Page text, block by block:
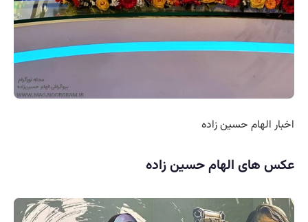
اخبار الهام حسین زاده
عکس های الهام حسین زاده